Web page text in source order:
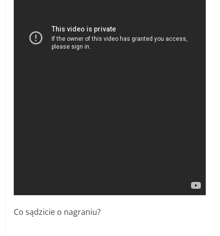
Co sądzicie o nagraniu?